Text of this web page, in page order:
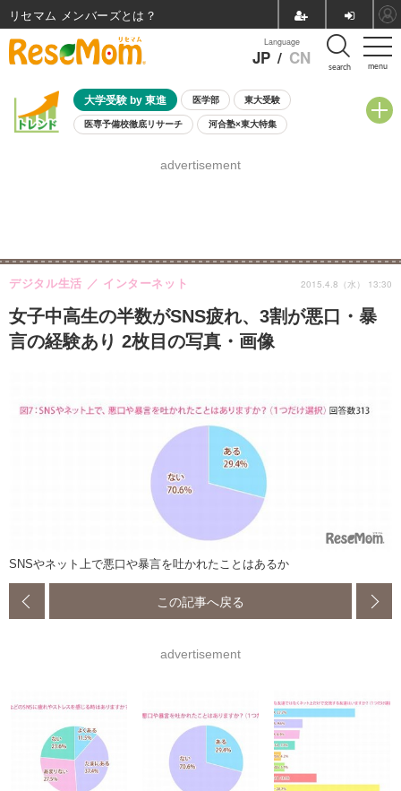
menu
Language
JP / CN search
大学受験 by 東進 医学部 東大受験
医専予備校徹底リサーチ 河合塾×東大特集
8月開催学校説明会・相談会
advertisement
女子中高生の半数がSNS疲れ、3割が悪口・暴
言の経験あり 2枚目の写真・画像
デジタル生活 インターネット 2015.4.8（水） 13:30
SNSやネット上で悪口や暴言を吐かれたことはあるか
この記事へ戻る
advertisement
リセマム メンバーズ